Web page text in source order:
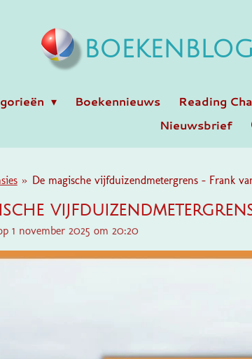
Boekennieuws Reading
Nieuwsbrief
» De magische vijfduizendmetergrens - Frank
1 november 2025 om 20:20